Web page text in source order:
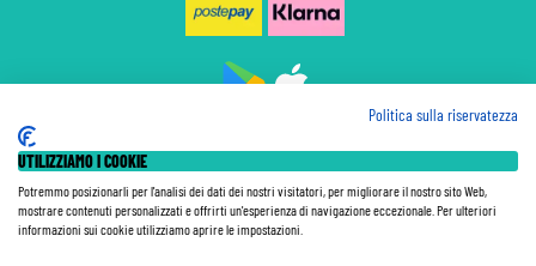
Assicurazione
Le Tariffe pubblicate si intendono per persona (p.p.) con Tasse e Diritti Portuali inclusi. Le quote di
Politica sulla riservatezza
UTILIZZIAMO I COOKIE
Potremmo posizionarli per l'analisi dei dati dei nostri visitatori, per migliorare il nostro sito Web,
mostrare contenuti personalizzati e offrirti un'esperienza di navigazione eccezionale. Per ulteriori
informazioni sui cookie utilizziamo aprire le impostazioni.